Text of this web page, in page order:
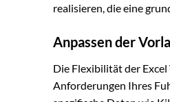
realisieren, die eine
Anpassen der
Die Flexibilität der Excel
Anforderungen Ihres